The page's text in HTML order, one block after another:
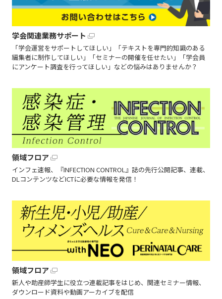
学会関連業務サポート
「学会運営をサポートしてほしい」「テキストを専門的知識のある
編集者に制作してほしい」「セミナーの開催を任せたい」「学会員
にアンケート調査を行ってほしい」などの悩みはありませんか？
領域フロア
インフェ速報、『INFECTION CONTROL』誌の先行公開記事、連載、
DLコンテンツなどICTに必要な情報を発信！
領域フロア
新人や助産師学生に役立つ連載記事をはじめ、関連セミナー情報、
ダウンロード資料や動画アーカイブを配信